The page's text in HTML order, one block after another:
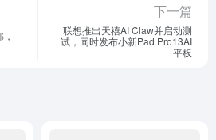
下一篇
联想推出天禧AI Claw并启动测
试，同时发布小新Pad Pro13AI
平板